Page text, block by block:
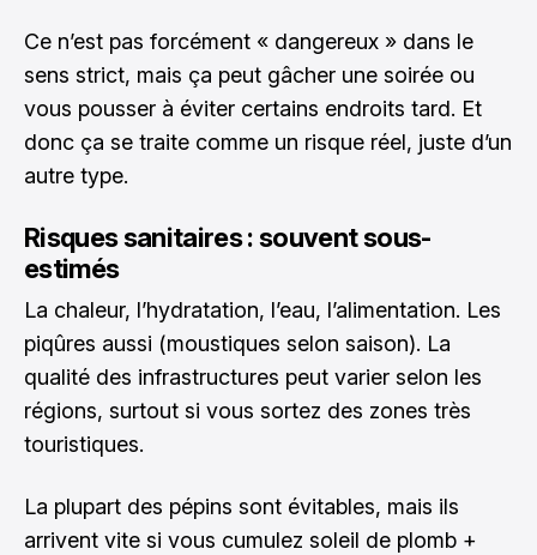
Ce n’est pas forcément « dangereux » dans le
sens strict, mais ça peut gâcher une soirée ou
vous pousser à éviter certains endroits tard. Et
donc ça se traite comme un risque réel, juste d’un
autre type.
Risques sanitaires : souvent sous-
estimés
La chaleur, l’hydratation, l’eau, l’alimentation. Les
piqûres aussi (moustiques selon saison). La
qualité des infrastructures peut varier selon les
régions, surtout si vous sortez des zones très
touristiques.
La plupart des pépins sont évitables, mais ils
arrivent vite si vous cumulez soleil de plomb +